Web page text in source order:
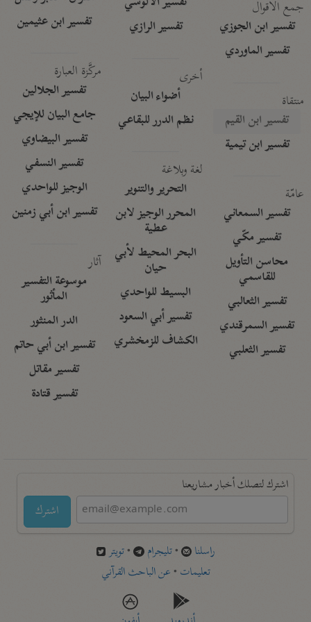
جمع الأقوال
تفسير ابن الجوزي
تفسير الماوردي
منتقاة
تفسير ابن القيم
تفسير ابن تيمية
عامّة
تفسير السمعاني
تفسير مكّي
محاسن التأويل
للقاسمي
تفسير الثعالبي
تفسير السمرقندي
تفسير الثعلبي
تفسير الرازي
أخرى
أضواء البيان
نظم الدرر للبقاعي
لغة وبلاغة
التحرير والتنوير
المحرر الوجيز لابن
عطية
البحر المحيط لأبي
حيان
البسيط للواحدي
تفسير أبي السعود
الكشاف للزمخشري
تفسير ابن عثيمين
مركَّزة العبارة
تفسير الجلالين
جامع البيان للإيجي
تفسير البيضاوي
تفسير النسفي
الوجيز للواحدي
تفسير ابن أبي زمنين
آثار
موسوعة التفسير
المأثور
الدر المنثور
تفسير ابن أبي حاتم
تفسير مقاتل
تفسير قتادة
اشترك لتصلك أخبار مشاريعنا
اشترك
راسلنا •تليجرام •تويتر
تعليمات •عن الباحث القرآني